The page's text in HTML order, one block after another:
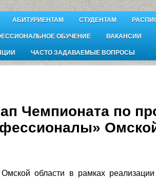
АБИТУРИЕНТАМ СТУДЕНТАМ
ОБУЧЕНИЕ ВАКАНСИИ
ЧАСТО ЗАДАВАЕМЫЕ ВОПРОСЫ
Чемпионата по
области в рамках